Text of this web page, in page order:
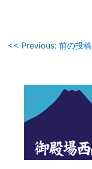
投
<< Previous: 前の投稿